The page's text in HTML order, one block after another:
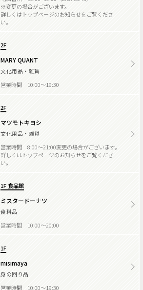
※変更の場合がございます。
詳しくはトップページのお知らせをご覧くださ
い。
2F
MARY QUANT
文化用品・雑貨
営業時間 10:00～19:30
2F
マツモトキヨシ
文化用品・雑貨
営業時間 8:00～21:00変更の場合がございます。
詳しくはトップページのお知らせをご覧くださ
い。
1F 食品館
ミスタードーナツ
食料品
営業時間 10:00～20:00
1F
misimaya
身の回り品
営業時間 10:00～19:30